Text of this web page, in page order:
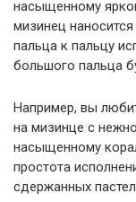
насыщенному
мизинец
пальца к пальцу
большого пальца
Например, вы
на мизинце с
насыщенному
простота
сдержанных